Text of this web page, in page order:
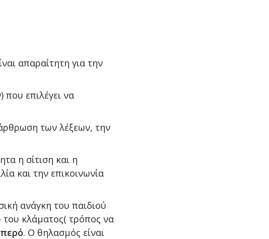
απαραίτητη για την
επιλέγει να
των λέξεων, την
η σίτιση και η
και την επικοινωνία
ανάγκη του παιδιού
του κλάματος( τρόπος να
. Ο θηλασμός είναι